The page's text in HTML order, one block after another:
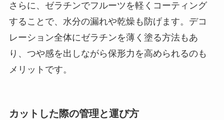
さらに、ゼラチンでフルーツを軽くコーティング
することで、水分の漏れや乾燥も防げます。デコ
レーション全体にゼラチンを薄く塗る方法もあ
り、つや感を出しながら保形力を高められるのも
メリットです。
カットした際の管理と運び方